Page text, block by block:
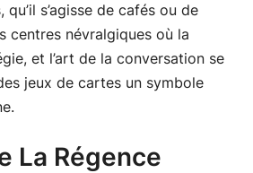
s’agisse de cafés ou de
centres névralgiques où la
et l’art de la conversation se
jeux de cartes un symbole
La Régence